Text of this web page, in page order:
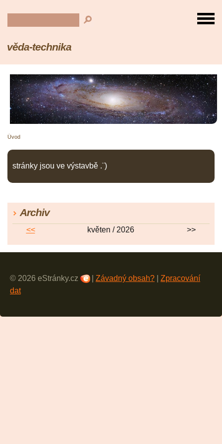
věda-technika
Úvod
stránky jsou ve výstavbě .¨)
Archiv
<< květen / 2026 >>
© 2026 eStránky.cz Závadný obsah?
Zpracování
dat